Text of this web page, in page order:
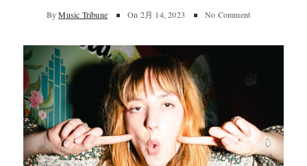
By Music Tribune On 2月 14, 2023 No Comment